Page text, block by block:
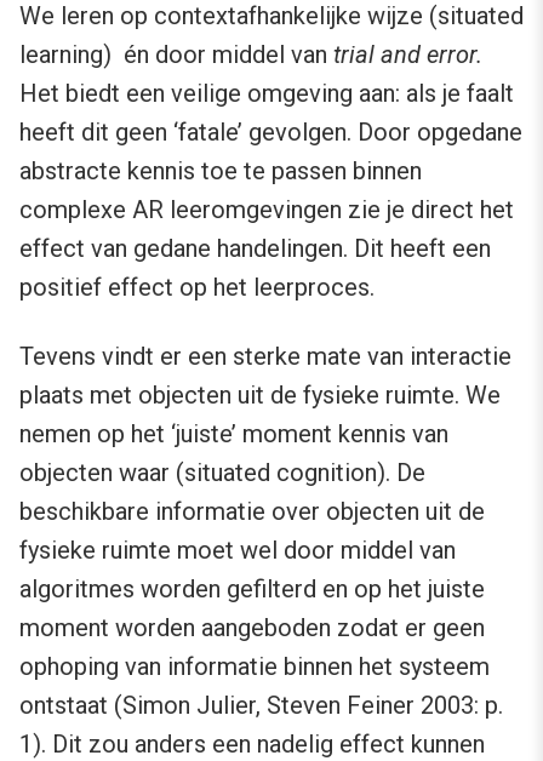
We leren op contextafhankelijke wijze (situated
learning) én door middel van trial and error.
Het biedt een veilige omgeving aan: als je faalt
heeft dit geen ‘fatale’ gevolgen. Door opgedane
abstracte kennis toe te passen binnen
complexe AR leeromgevingen zie je direct het
effect van gedane handelingen. Dit heeft een
positief effect op het leerproces.
Tevens vindt er een sterke mate van interactie
plaats met objecten uit de fysieke ruimte. We
nemen op het ‘juiste’ moment kennis van
objecten waar (situated cognition). De
beschikbare informatie over objecten uit de
fysieke ruimte moet wel door middel van
algoritmes worden gefilterd en op het juiste
moment worden aangeboden zodat er geen
ophoping van informatie binnen het systeem
ontstaat (Simon Julier, Steven Feiner 2003: p.
1). Dit zou anders een nadelig effect kunnen